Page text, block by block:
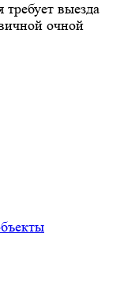
выезда
очной